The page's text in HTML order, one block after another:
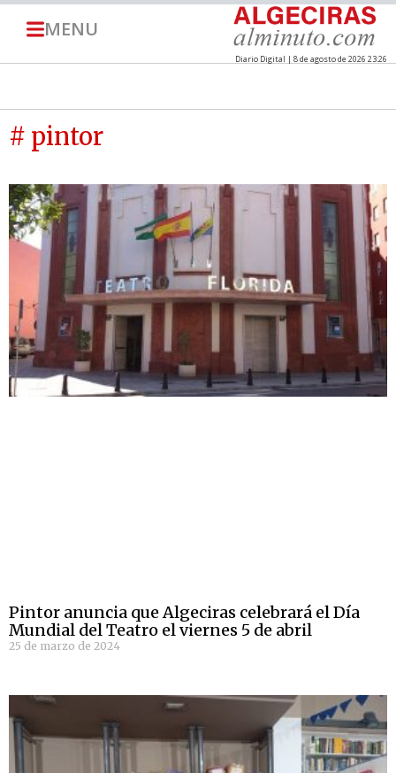
MENU
Diario Digital | 8 de agosto de 2026 23:26
# pintor
Pintor anuncia que Algeciras celebrará el Día
Mundial del Teatro el viernes 5 de abril
25 de marzo de 2024